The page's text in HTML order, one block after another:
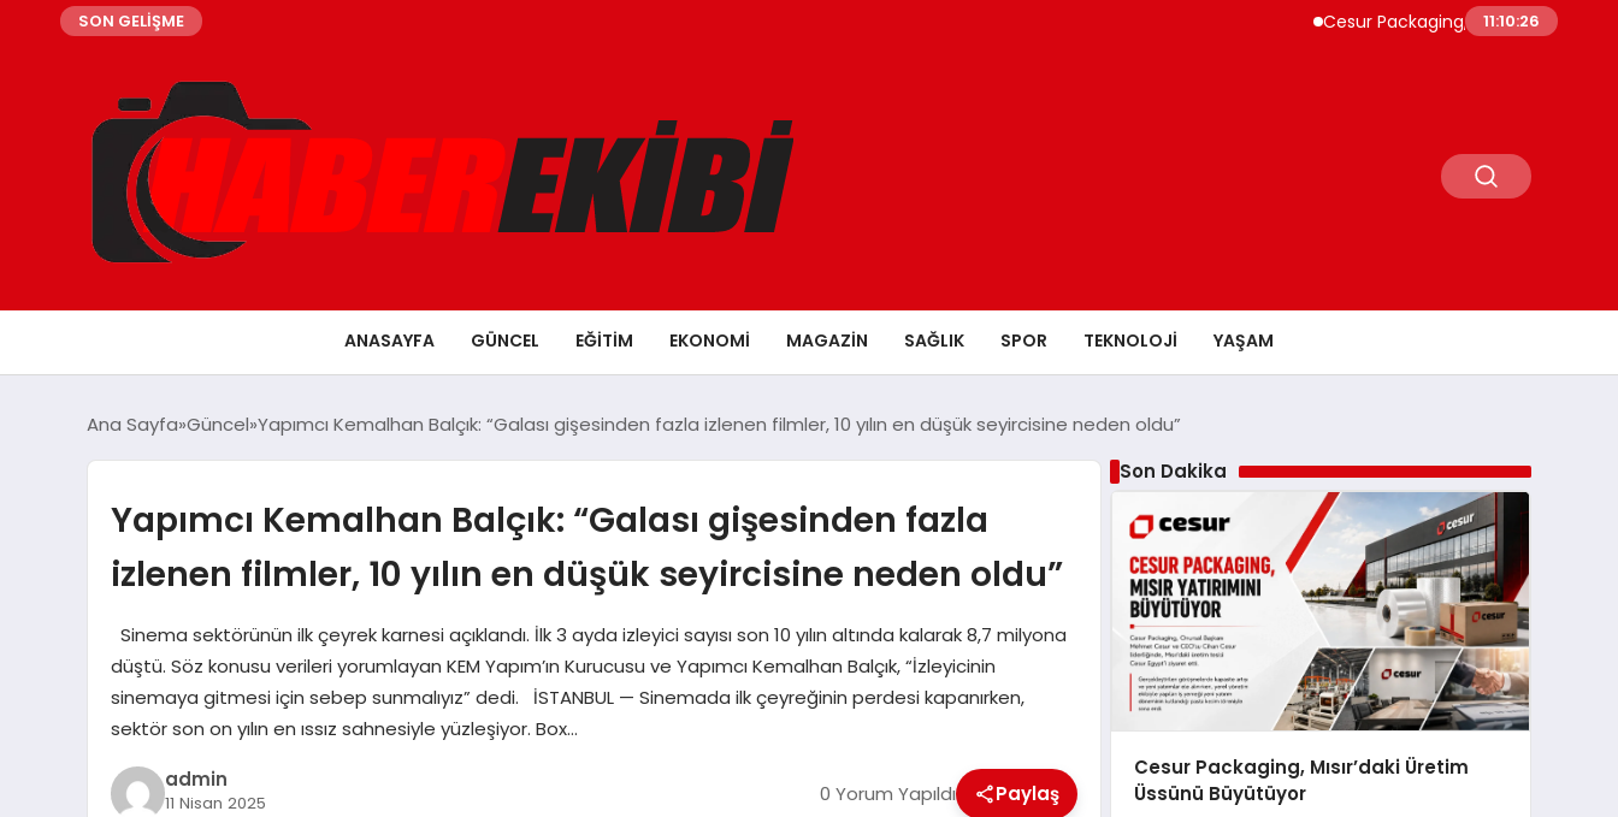
SON GELİŞME Cesur Packaging, Mısır’daki Üretim Üssünü
11:10:27
ANASAYFA GÜNCEL EĞITIM EKONOMI MAGAZIN SAĞLIK SPOR TEKNOLOJI YAŞAM
Ana Sayfa Güncel Yapımcı Kemalhan Balçık: “Galası gişesinden fazla izlenen filmler, 10 yılın en düşük seyircisine neden oldu”
Yapımcı Kemalhan Balçık: “Galası gişesinden fazla
izlenen filmler, 10 yılın en düşük seyircisine neden oldu”
Sinema sektörünün ilk çeyrek karnesi açıklandı. İlk 3 ayda izleyici sayısı son 10 yılın altında kalarak 8,7 milyona
düştü. Söz konusu verileri yorumlayan KEM Yapım’ın Kurucusu ve Yapımcı Kemalhan Balçık, “İzleyicinin
sinemaya gitmesi için sebep sunmalıyız” dedi. İSTANBUL — Sinemada ilk çeyreğinin perdesi kapanırken,
sektör son on yılın en ıssız sahnesiyle yüzleşiyor. Box…
admin
11 Nisan 2025 0 Yorum Yapıldı Paylaş
Son Dakika
Cesur Packaging, Mısır’daki Üretim
Üssünü Büyütüyor